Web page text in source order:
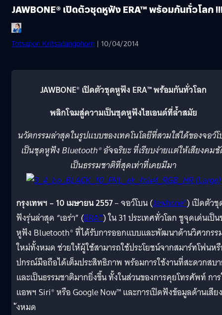
JAWBONE® เปิดตัวชุดหูฟัง ERA™ พร้อมกันทั่วโลก
Totsapon Kritsadangphorn | 10/04/2014
JAWBONE® เปิดตัวชุดหูฟัง ERA™ พร้อมกันทั่วโลก
พลิกโฉมสู่ความเป็นชุดหูฟังไฮเอนด์ที่ล้ำสมัย
นวัตกรรมล่าสุดในรูปแบบของเทคโนโลยีที่สวมใส่ได้ของจอว์
เป็นชุดหูฟังBluetooth® อัจฉริยะ ที่เรียบง่ายแต่ให้เสียงคมชั
เป็นธรรมชาติที่สุดเท่าที่เคยมีมา
กรุงเทพฯ – 10 เมษายน2557– จอว์โบน (Jawbone®) เปิดตัว
ฟังรุ่นล่าสุด “เอร่า” (ERA™) ใน 31 ประเทศทั่วโลก ชูจุดเด่นเป็
หูฟัง Bluetooth® ที่ได้รับการออกแบบและพัฒนาด้านวิศวกรร
ใหม่ทั้งหมด ช่วยให้ผู้ใช้สามารถใช้ประโยชน์จากสมาร์ทโฟนห
ปกรณ์มือถือได้เต็มประสิทธิภาพ พร้อมการใช้งานที่สะดวกสบ
และเป็นธรรมชาติมากยิ่งขึ้น ทั้งในส่วนของการคุยโทรศัพท์ กา
แอพฯ Siri® หรือ Google Now™ และการเปิดฟังข้อมูลด้านเสีย
้งหมด